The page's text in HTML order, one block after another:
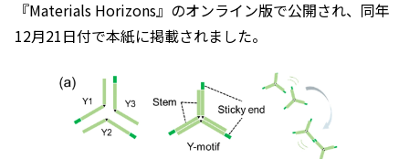
『Materials Horizons』のオンライン版で公開され、同年
12月21日付で本紙に掲載されました。